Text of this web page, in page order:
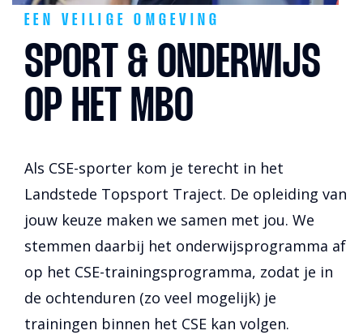
EEN VEILIGE OMGEVING
SPORT & ONDERWIJS
OP HET MBO
Als CSE-sporter kom je terecht in het
Landstede Topsport Traject. De opleiding van
jouw keuze maken we samen met jou. We
stemmen daarbij het onderwijsprogramma af
op het CSE-trainingsprogramma, zodat je in
de ochtenduren (zo veel mogelijk) je
trainingen binnen het CSE kan volgen.